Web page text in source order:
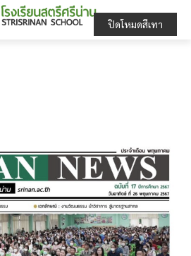
ปิดโหมดสีเทา